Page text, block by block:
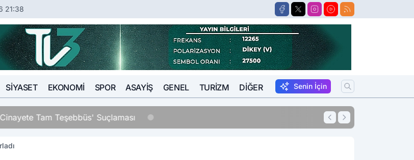
21:38
SIYASET EKONOMI SPOR ASAYIŞ GENEL TURIZM DIĞER Senin İçin
Tam Teşebbüs' Suçlaması 13:27